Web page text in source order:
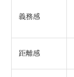
義務感
距離感